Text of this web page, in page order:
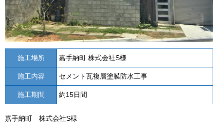
施工場所 嘉手納町 株式会社S様
施工内容 セメント瓦複層塗膜防水工事
施工期間 約15日間
嘉手納町 株式会社S様